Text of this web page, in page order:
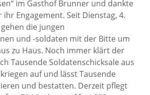
im Gasthof Brunner und dankte
Engagement. Seit Dienstag, 4.
die jungen
und -soldaten mit der Bitte um
zu Haus. Noch immer klärt der
Tausende Soldatenschicksale aus
auf und lässt Tausende
und bestatten. Derzeit pflegt